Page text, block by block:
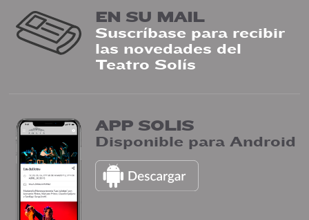
EN SU MAIL
Suscríbase para recibir
las novedades del
Teatro Solís
APP SOLIS
Disponible para Android